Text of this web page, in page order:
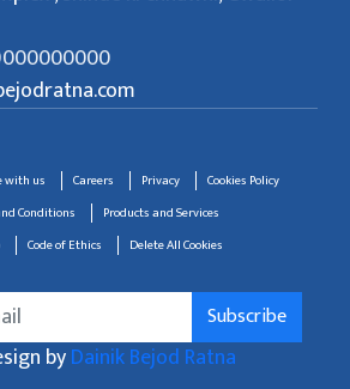
with us Careers Privacy
Cookies Policy
Conditions
Products and Services
Code of Ethics Delete All Cookies
Subscribe
byDainik Bejod Ratna